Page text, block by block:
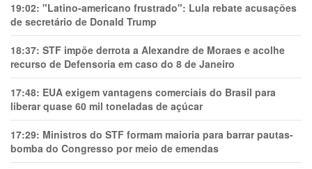
19:02: "Latino-americano frustrado": Lula rebate acusações
de secretário de Donald Trump
18:37: STF impõe derrota a Alexandre de Moraes e acolhe
recurso de Defensoria em caso do 8 de Janeiro
17:48: EUA exigem vantagens comerciais do Brasil para
liberar quase 60 mil toneladas de açúcar
17:29: Ministros do STF formam maioria para barrar pautas-
bomba do Congresso por meio de emendas